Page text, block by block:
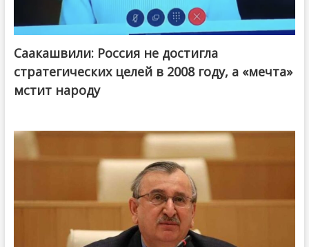
Саакашвили: Россия не достигла
стратегических целей в 2008 году, а «мечта»
мстит народу